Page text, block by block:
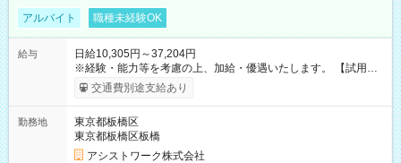
アルバイト 職種未経験OK
給与
日給10,305円～37,204円
※経験・能力等を考慮の上、加給・優遇いたします。 【試用期
間】試用期間なし
交通費別途支給あり
勤務地
東京都板橋区
東京都板橋区板橋
アシストワーク株式会社